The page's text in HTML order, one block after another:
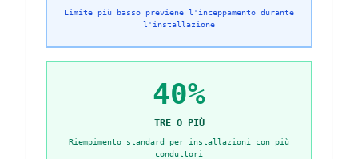
Limite più basso previene l'inceppamento durante
l'installazione
40%
TRE O PIÙ
Riempimento standard per installazioni con più
conduttori